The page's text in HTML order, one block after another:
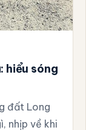
hiểu sóng
đất Long
nhịp về khi